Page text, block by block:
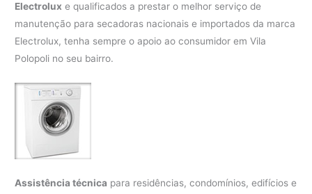
Electrolux e qualificados a prestar o melhor serviço de
manutenção para secadoras nacionais e importados da marca
Electrolux, tenha sempre o apoio ao consumidor em Vila
Polopoli no seu bairro.
Assistência técnica para residências, condomínios, edifícios e